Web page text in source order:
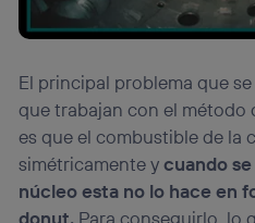
El principal problema que
que trabajan con el método
es que el combustible de la
simétricamente ycuando
núcleo esta no lo hace en
donut. Para conseguirlo, lo